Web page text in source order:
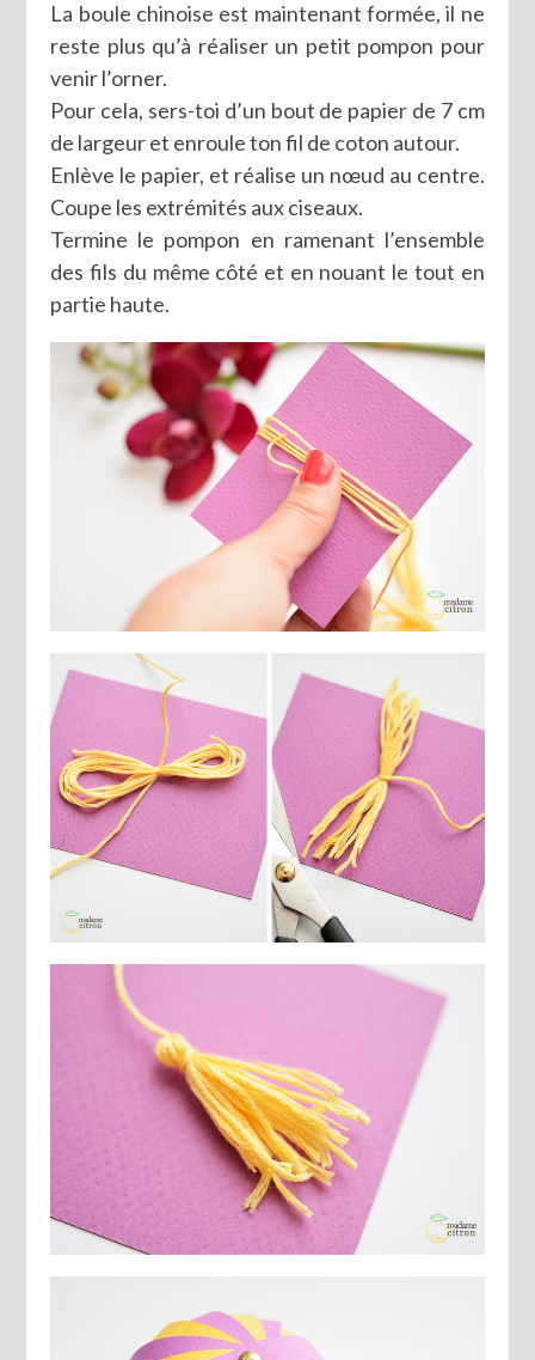
La boule chinoise est maintenant formée, il ne
reste plus qu’à réaliser un petit pompon pour
venir l’orner.
Pour cela, sers-toi d’un bout de papier de 7 cm
de largeur et enroule ton fil de coton autour.
Enlève le papier, et réalise un nœud au centre.
Coupe les extrémités aux ciseaux.
Termine le pompon en ramenant l’ensemble
des fils du même côté et en nouant le tout en
partie haute.